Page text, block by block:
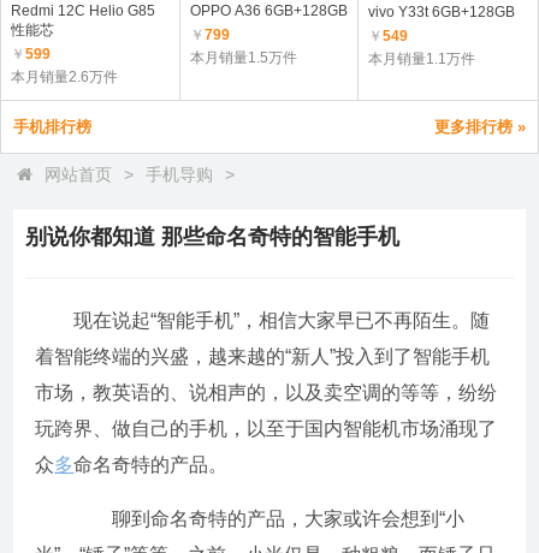
Redmi 12C Helio G85
性能芯
￥ 599
本月销量2.6万件
OPPO A36 6GB+128GB
￥ 799
本月销量1.5万件
vivo Y33t 6GB+128GB
￥549
本月销量1.1万件
手机排行榜 更多排行榜 »
网站首页 > 手机导购 >
别说你都知道 那些命名奇特的智能手机
现在说起“智能手机”，相信大家早已不再陌生。随
着智能终端的兴盛，越来越的“新人”投入到了智能手机
市场，教英语的、说相声的，以及卖空调的等等，纷纷
玩跨界、做自己的手机，以至于国内智能机市场涌现了
众多命名奇特的产品。
聊到命名奇特的产品，大家或许会想到“小